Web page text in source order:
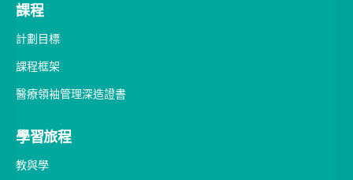
課程
計劃目標
課程框架
醫療領袖管理深造證書
學習旅程
教與學